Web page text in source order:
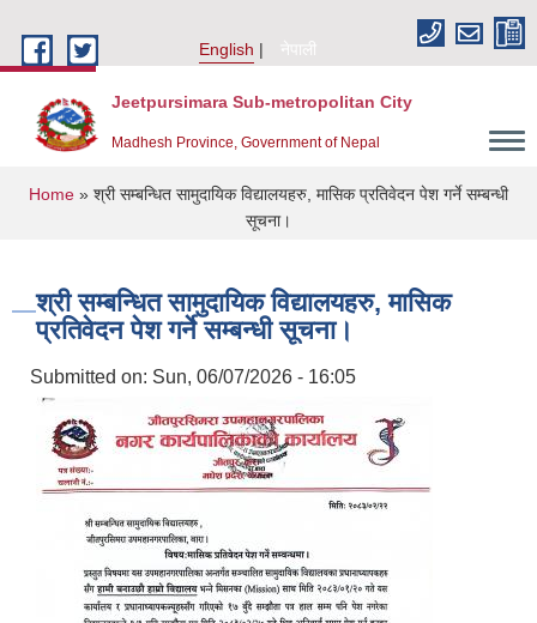
English
नेपाली
Jeetpursimara Sub-metropolitan City
Madhesh Province, Government of Nepal
You are here
Home » श्री सम्बन्धित सामुदायिक विद्यालयहरु, मासिक प्रतिवेदन पेश गर्ने सम्बन्धी
सूचना।
श्री सम्बन्धित सामुदायिक विद्यालयहरु, मासिक
प्रतिवेदन पेश गर्ने सम्बन्धी सूचना।
Submitted on: Sun, 06/07/2026 - 16:05